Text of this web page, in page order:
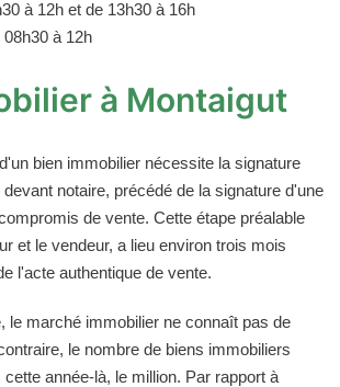
à 12h et de 13h30 à 16h
à 12h
à Montaigut
bien immobilier nécessite la signature
devant notaire, précédé de la signature d'une
de vente. Cette étape préalable
et le vendeur, a lieu environ trois mois
l'acte authentique de vente.
le marché immobilier ne connaît pas de
le nombre de biens immobiliers
année-là, le million. Par rapport à